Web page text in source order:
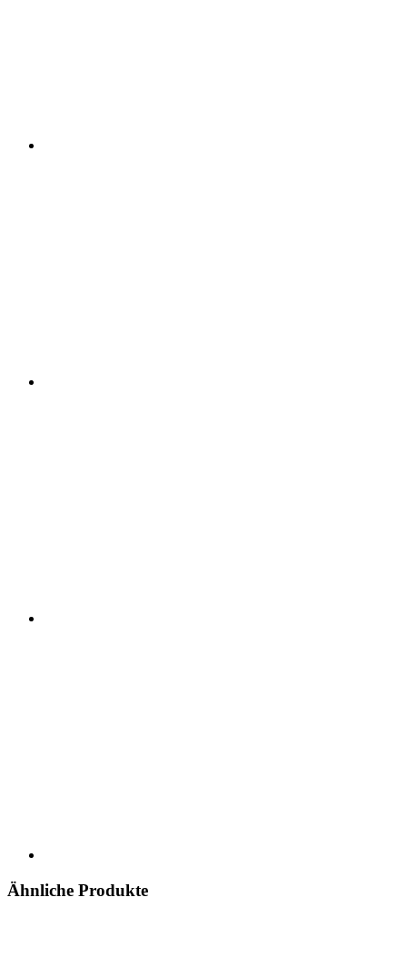
Ähnliche Produkte